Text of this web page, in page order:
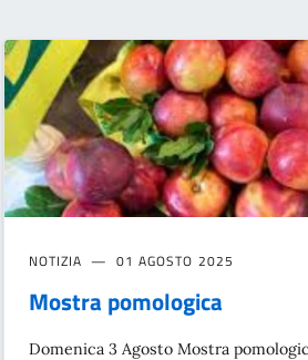
NOTIZIA 01 AGOSTO 2025
Mostra pomologica
Domenica 3 Agosto Mostra